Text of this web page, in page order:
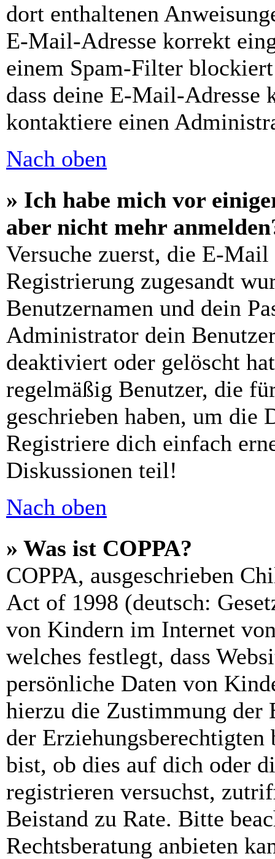
dort enthaltenen
E-Mail-Adresse korrekt
einem Spam-Filter
dass deine E-Mail-Adresse
kontaktiere einen
Nach oben
» Ich habe mich vor
aber nicht mehr
Versuche zuerst, die E-
Registrierung zugesandt
Benutzernamen und dein
Administrator dein
deaktiviert oder gelöscht
regelmäßig Benutzer, die
geschrieben haben, um die
Registriere dich einfach
Diskussionen teil!
Nach oben
» Was ist COPPA?
COPPA, ausgeschrieben
Act of 1998 (deutsch:
von Kindern im Internet
welches festlegt, dass
persönliche Daten von
hierzu die Zustimmung der
der
bist, ob dies auf dich oder
registrieren versuchst,
Beistand zu Rate. Bitte
Rechtsberatung anbieten